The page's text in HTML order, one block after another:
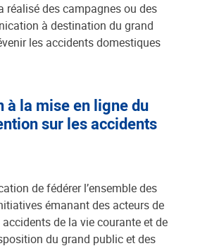
réalisé des campagnes ou des
à destination du grand
les accidents domestiques
à la mise en ligne du
sur les accidents
de fédérer l’ensemble des
émanant des acteurs de
de la vie courante et de
du grand public et des